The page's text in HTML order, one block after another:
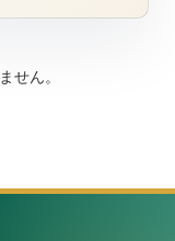
せん。